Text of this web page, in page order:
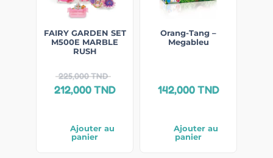
FAIRY GARDEN SET
M500E MARBLE
RUSH
225,000TND
212,000TND
Ajouter au
panier
Orang-Tang –
Megableu
142,000TND
Ajouter au
panier